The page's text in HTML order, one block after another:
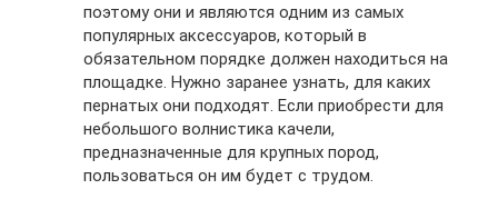
поэтому они и являются одним из самых
популярных аксессуаров, который в
обязательном порядке должен находиться на
площадке. Нужно заранее узнать, для каких
пернатых они подходят. Если приобрести для
небольшого волнистика качели,
предназначенные для крупных пород,
пользоваться он им будет с трудом.